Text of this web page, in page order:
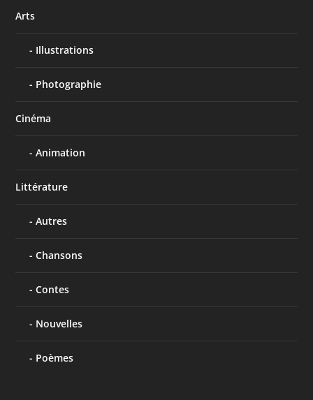
Arts
Illustrations
Photographie
Cinéma
Animation
Littérature
Autres
Chansons
Contes
Nouvelles
Poèmes